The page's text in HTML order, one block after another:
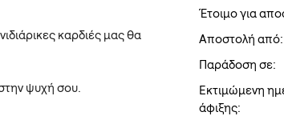
καρδιές μας θα
ψυχή σου.
Έτοιμο για
Αποστολή από:
Παράδοση σε:
Εκτιμώμενη
άφιξης: